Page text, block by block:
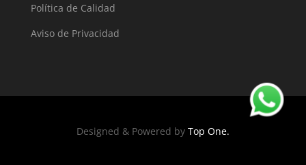
Política de Calidad
Aviso de Privacidad
Designed & Powered by Top One.